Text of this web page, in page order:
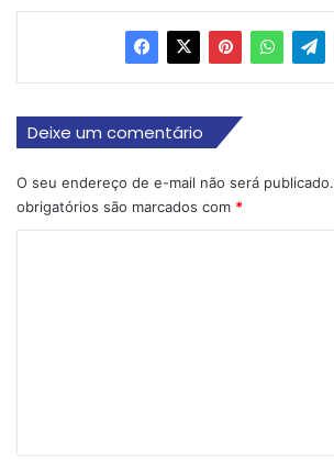
Deixe um comentário
O seu endereço de e-mail não será publicado.
obrigatórios são marcados com *